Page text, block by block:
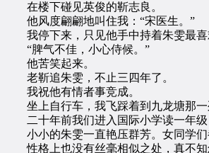
在楼下碰见英俊的靳志良。
他风度翩翩地叫住我：“宋医生。”
我停下来，只见他手中持着朱雯最喜
“脾气不佳，小心侍候。”
他苦笑起来。
老靳追朱雯，不止三四年了。
我祝他有情者事竞成。
坐上自行车，我飞踩着到九龙塘那一
二十年前我们进入国际小学读一年级
小小的朱雯一直艳压群芳。女同学们
性格上也没有丝毫相似之处，真不知